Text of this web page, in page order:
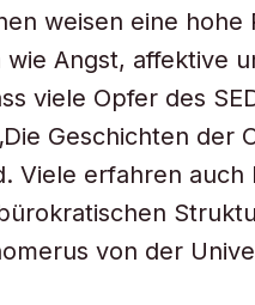
weisen eine
Angst, affektive
viele Opfer des
Geschichten der
Viele erfahren
von der